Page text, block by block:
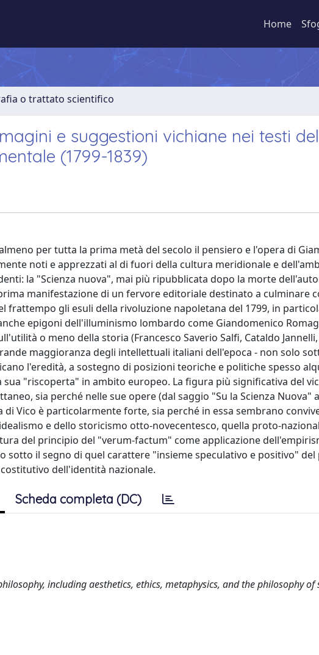
Home
o trattato scientifico
e suggestioni vichiane nei testi
(1799-1839)
per tutta la prima metà del secolo il pensiero e l'opera di
noti e apprezzati al di fuori della cultura meridionale e
la "Scienza nuova", mai più ripubblicata dopo la morte
manifestazione di un fervore editoriale destinato a culminare
frattempo gli esuli della rivoluzione napoletana del 1799, in
epigoni dell'illuminismo lombardo come Giandomenico
o meno della storia (Francesco Saverio Salfi, Cataldo Jannelli,
maggioranza degli intellettuali italiani dell'epoca - non solo
l'eredità, a sostegno di posizioni teoriche e politiche spesso
sua "riscoperta" in ambito europeo. La figura più significativa del
sia perché nelle sue opere (dal saggio "Su la Scienza Nuova"
Vico è particolarmente forte, sia perché in essa sembrano
e dello storicismo otto-novecentesco, quella proto-
del principio del "verum-factum" come applicazione
sotto il segno di quel carattere "insieme speculativo e positivo" del
dell'identità nazionale.
Scheda completa (DC)
including aesthetics, ethics, metaphysics, and the philosophy of